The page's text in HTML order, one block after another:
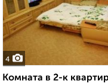
4
Комната в 2-к